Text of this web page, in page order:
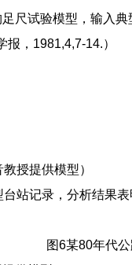
尺试验模型，输入
，1981,4,7-14.）
授提供模型）
站记录，分析结果表
图6某80年代